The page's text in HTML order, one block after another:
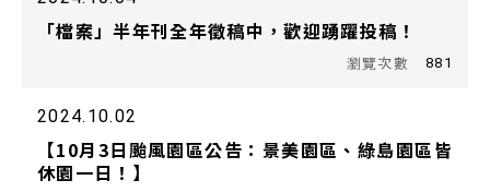
「檔案」半年刊全年徵稿中，歡迎踴躍投稿！
881
2024.10.02
【10月3日颱風園區公告：景美園區、綠島園區皆
休園一日！】